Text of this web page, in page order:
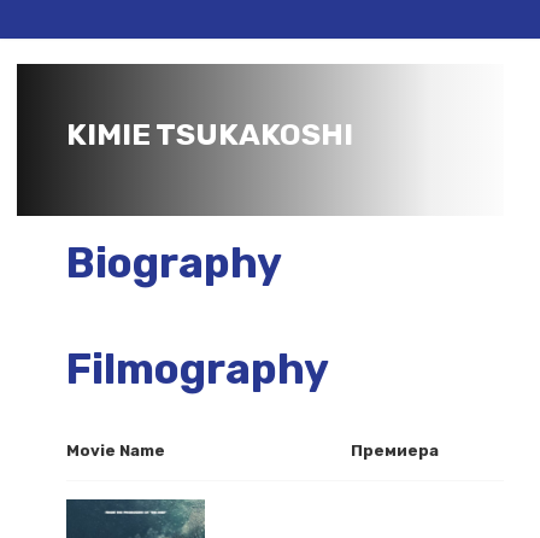
KIMIE TSUKAKOSHI
Biography
Filmography
Movie Name Премиера